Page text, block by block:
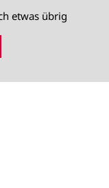
etwas übrig